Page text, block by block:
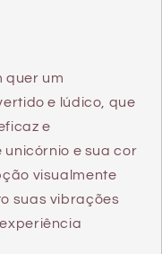
quer um
e lúdico, que
e
unicórnio e sua cor
visualmente
suas vibrações